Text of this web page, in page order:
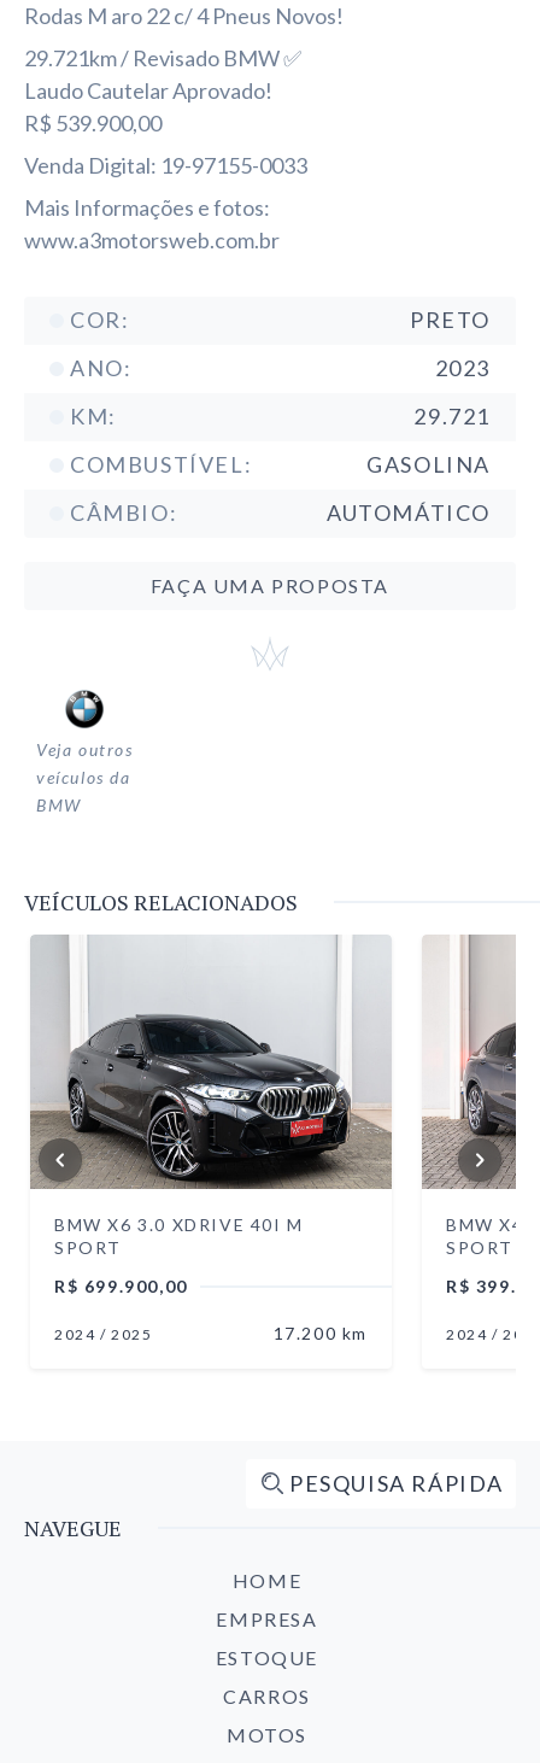
Rodas M aro 22 c/ 4 Pneus Novos!
29.721km / Revisado BMW ✅
Laudo Cautelar Aprovado!
R$ 539.900,00
Venda Digital: 19-97155-0033
Mais Informações e fotos:
www.a3motorsweb.com.br
COR:
PRETO
ANO:
2023
KM:
29.721
COMBUSTÍVEL:
GASOLINA
CÂMBIO:
AUTOMÁTICO
FAÇA UMA PROPOSTA
Veja outros
veículos da
BMW
VEÍCULOS RELACIONADOS
BMW X6 3.0 XDRIVE 40I M
SPORT
R$ 699.900,00
2024 /2025 17.200 km
BMW X4
SPORT
R$
2024 /
NAVEGUE
HOME
EMPRESA
ESTOQUE
CARROS
MOTOS
PESQUISA RÁPIDA